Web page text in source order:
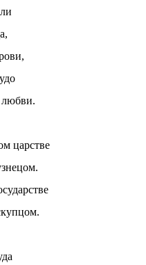
любви.
царстве